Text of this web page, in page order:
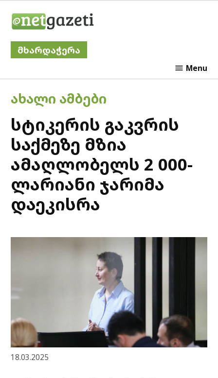
მხარდაჭერა
Menu
POSTED
IN
ᲐᲮᲐᲚᲘ ᲐᲛᲑᲔᲑᲘ
სტიკერის გაკვრის
საქმეზე მზია
ამაღლობელს 2 000-
ლარიანი ჯარიმა
დაეკისრა
18.03.2025